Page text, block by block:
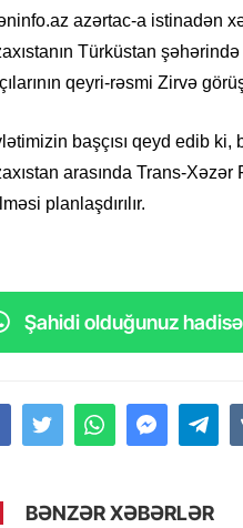
azərtac-a istinadən
Türküstan
qeyri-rəsmi Zirvə
başçısı qeyd edib
arasında Trans-
planlaşdırılır.
Şahidi olduğunuz
BƏNZƏR XƏBƏRLƏR